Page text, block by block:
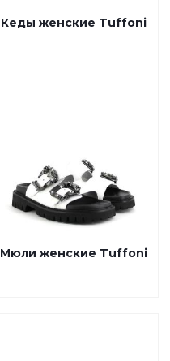
Кеды женские Tuffoni
Мюли женские Tuffoni